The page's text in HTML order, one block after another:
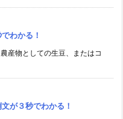
わかる！
産物としての生豆、またはコ
が３秒でわかる！